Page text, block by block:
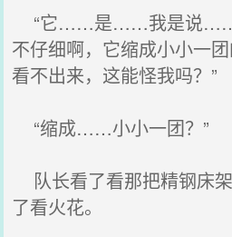
“它……是……我是说……
不仔细啊，它缩成小小一
看不出来，这能怪我吗？”
“缩成……小小一团？”
队长看了看那把精钢床
了看火花。